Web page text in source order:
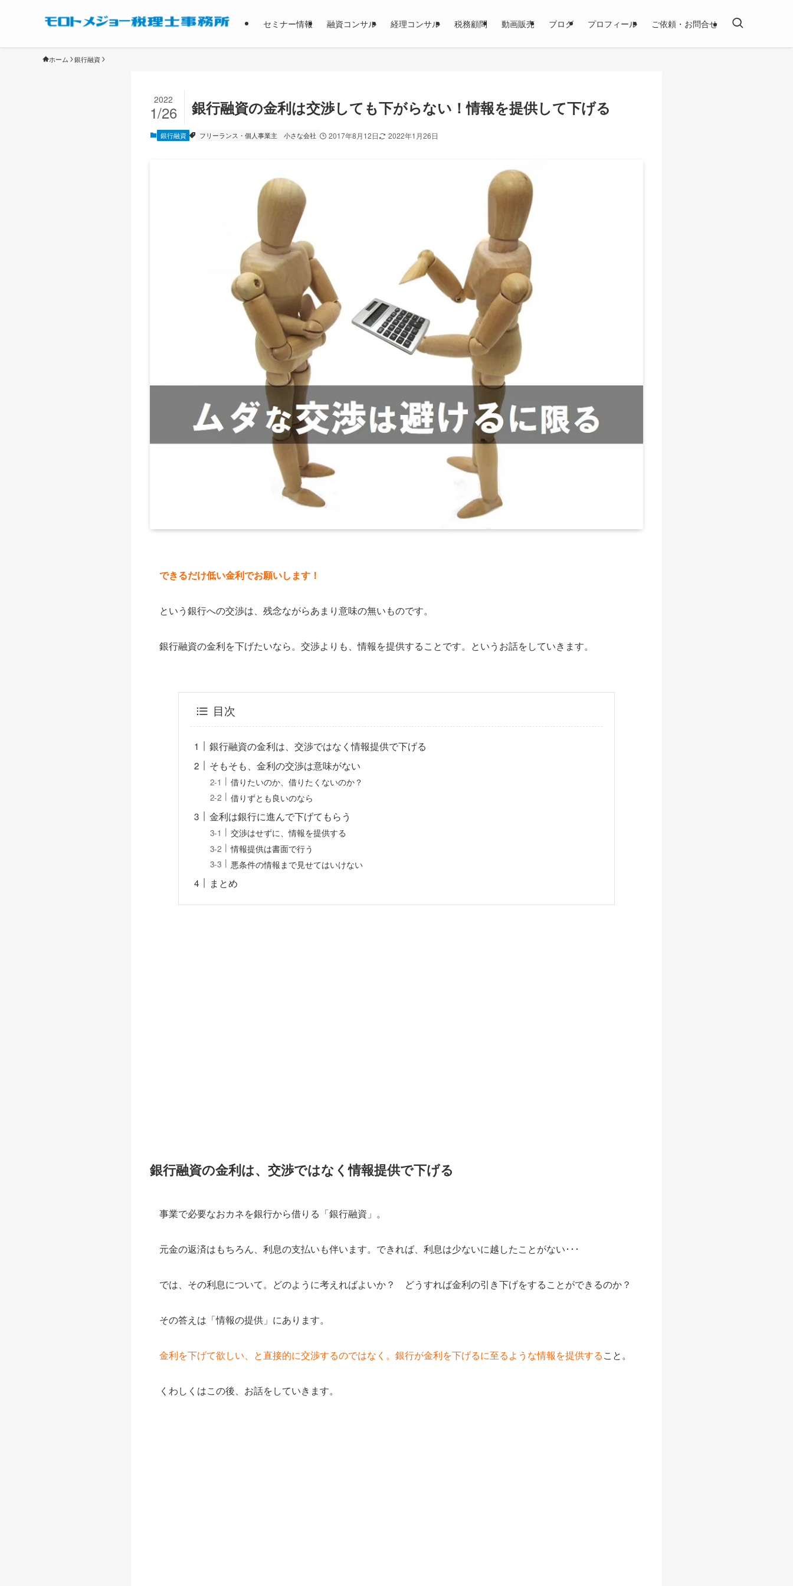
セミナー情報 融資コンサル 経理コンサル 税務顧問 動画販売 ブログ プロフィール ご依頼・お問合せ
ホーム 銀行融資
銀行融資の金利は交渉しても下がらない！情報を提供して下げる
2022
1/26
銀行融資 フリーランス・個人事業主 小さな会社 2017年8月12日 2022年1月26日
できるだけ低い金利でお願いします！
という銀行への交渉は、残念ながらあまり意味の無いものです。
銀行融資の金利を下げたいなら。交渉よりも、情報を提供することです。というお話をしていきます。
目次
銀行融資の金利は、交渉ではなく情報提供で下げる
そもそも、金利の交渉は意味がない
借りたいのか、借りたくないのか？
借りずとも良いのなら
金利は銀行に進んで下げてもらう
交渉はせずに、情報を提供する
情報提供は書面で行う
悪条件の情報まで見せてはいけない
まとめ
銀行融資の金利は、交渉ではなく情報提供で下げる
事業で必要なおカネを銀行から借りる「銀行融資」。
元金の返済はもちろん、利息の支払いも伴います。できれば、利息は少ないに越したことがない･･･
では、その利息について。どのように考えればよいか？ どうすれば金利の引き下げをすることができるのか？
その答えは「情報の提供」にあります。
金利を下げて欲しい、と直接的に交渉するのではなく。銀行が金利を下げるに至るような情報を提供すること。
くわしくはこの後、お話をしていきます。